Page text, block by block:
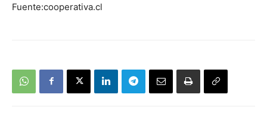
Fuente:cooperativa.cl